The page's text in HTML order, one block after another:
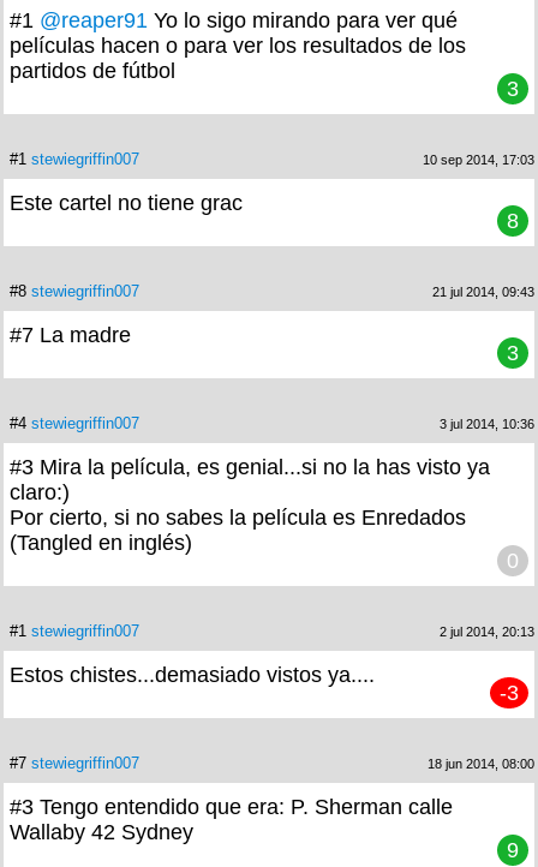
#1 @reaper91 Yo lo sigo mirando para ver qué
películas hacen o para ver los resultados de los
partidos de fútbol
3
#1 stewiegriffin007 10 sep 2014, 17:03
Este cartel no tiene grac
8
#8 stewiegriffin007 21 jul 2014, 09:43
#7 La madre
3
#4 stewiegriffin007 3 jul 2014, 10:36
#3 Mira la película, es genial...si no la has visto ya
claro:)
Por cierto, si no sabes la película es Enredados
(Tangled en inglés)
0
#1 stewiegriffin007 2 jul 2014, 20:13
Estos chistes...demasiado vistos ya....
-3
#7 stewiegriffin007 18 jun 2014, 08:00
#3 Tengo entendido que era: P. Sherman calle
Wallaby 42 Sydney
9